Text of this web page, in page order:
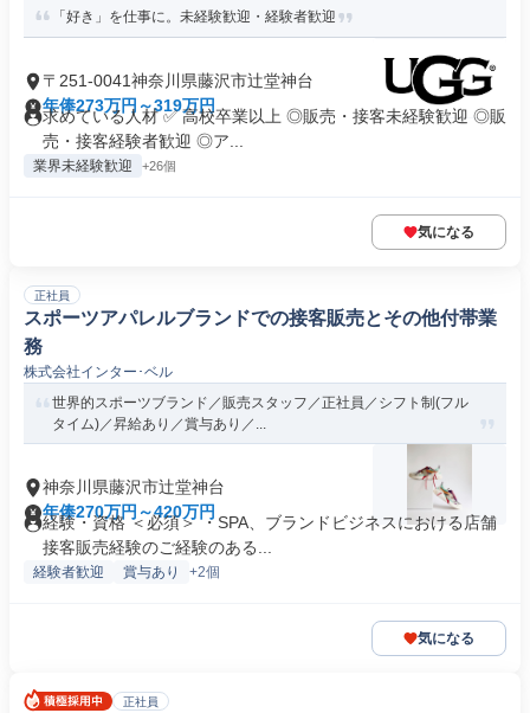
「好き」を仕事に。未経験歓迎・経験者歓迎
〒251-0041神奈川県藤沢市辻堂神台
年俸273万円～319万円
求めている人材 ✅ 高校卒業以上 ◎販売・接客未経験歓迎 ◎販
売・接客経験者歓迎 ◎ア...
業界未経験歓迎 +26個
気になる
正社員
スポーツアパレルブランドでの接客販売とその他付帯業
務
株式会社インター･ベル
世界的スポーツブランド／販売スタッフ／正社員／シフト制(フル
タイム)／昇給あり／賞与あり／...
神奈川県藤沢市辻堂神台
年俸270万円～420万円
経験・資格 ＜必須＞ ・SPA、ブランドビジネスにおける店舗
接客販売経験のご経験のある...
経験者歓迎 賞与あり +2個
気になる
正社員